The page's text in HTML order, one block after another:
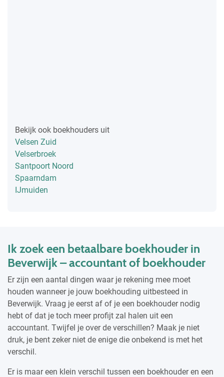
Bekijk ook boekhouders uit
Velsen Zuid
Velserbroek
Santpoort Noord
Spaarndam
IJmuiden
Ik zoek een betaalbare boekhouder in
Beverwijk – accountant of boekhouder
Er zijn een aantal dingen waar je rekening mee moet
houden wanneer je jouw boekhouding uitbesteed in
Beverwijk. Vraag je eerst af of je een boekhouder nodig
hebt of dat je toch meer profijt zal halen uit een
accountant. Twijfel je over de verschillen? Maak je niet
druk, je bent zeker niet de enige die onbekend is met het
verschil.
Er is maar een klein verschil tussen een boekhouder en een